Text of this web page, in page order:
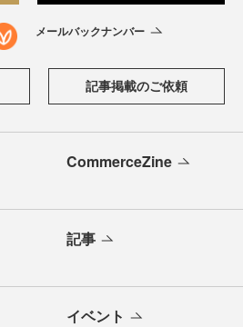
メールバックナンバー
記事掲載のご依頼
CommerceZine
記事
イベント